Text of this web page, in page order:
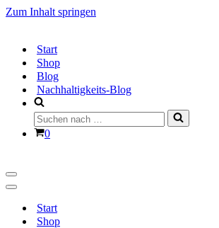
Zum Inhalt springen
Start
Shop
Blog
Nachhaltigkeits-Blog
Suchen
nach …
Warenkorb
0
Navigationsmenü
Navigationsmenü
Start
Shop